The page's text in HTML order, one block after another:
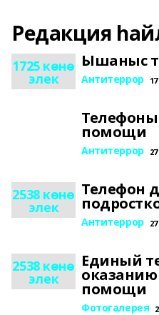
Редакция
1725 көнө
элек
Ышаныс
Антитеррор
Телефоны
помощи
Антитеррор
2538 көнө
элек
Телефон
Антитеррор
2538 көнө
элек
Единый
оказанию
помощи
Фотогалерея